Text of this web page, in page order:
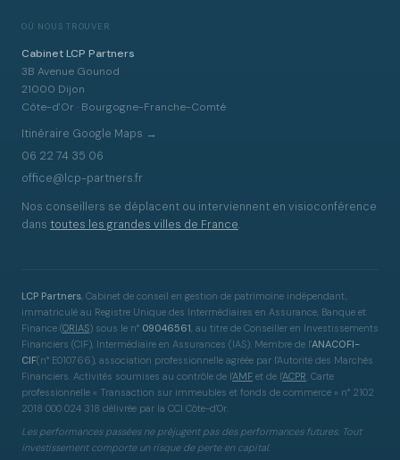
OÙ NOUS TROUVER
Cabinet LCP Partners
3B Avenue Gounod
21000 Dijon
Côte-d'Or · Bourgogne-Franche-Comté
Itinéraire Google Maps →
06 22 74 35 06
office@lcp-partners.fr
Nos conseillers se déplacent ou interviennent en visioconférence
dans toutes les grandes villes de France.
LCP Partners, Cabinet de conseil en gestion de patrimoine indépendant,
immatriculé au Registre Unique des Intermédiaires en Assurance, Banque et
Finance (ORIAS) sous le n° 09046561, au titre de Conseiller en Investissements
Financiers (CIF), Intermédiaire en Assurances (IAS). Membre de l'ANACOFI-
CIF(n° E010766), association professionnelle agréée par l'Autorité des Marchés
Financiers. Activités soumises au contrôle de l'AMF et de l'ACPR . Carte
professionnelle « Transaction sur immeubles et fonds de commerce » n° 2102
2018 000 024 318 délivrée par la CCI Côte-d'Or.
Les performances passées ne préjugent pas des performances futures. Tout
investissement comporte un risque de perte en capital.